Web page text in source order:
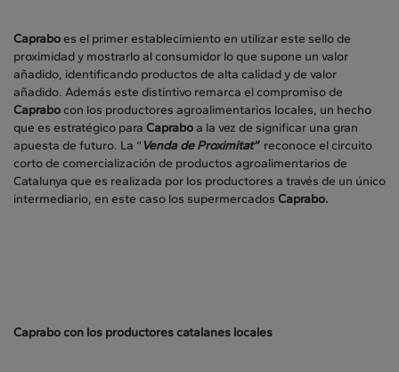
Capraboes el primer establecimiento en utilizar este sello de
proximidad y mostrarlo al consumidor lo que supone un valor
añadido, identificando productos de alta calidad y de valor
añadido. Además este distintivo remarca el compromiso de
Caprabocon los productores agroalimentarios locales, un hecho
que es estratégico para Capraboa la vez de significar una gran
apuesta de futuro. La “Venda de Proximitat” reconoce el circuito
corto de comercialización de productos agroalimentarios de
Catalunya que es realizada por los productores a través de un único
intermediario, en este caso los supermercados Caprabo.
Caprabo con los productores catalanes locales